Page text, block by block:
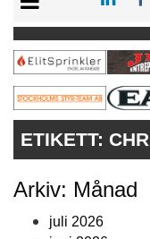
PRENUMERERA
VÅRA ANDRA
ANNONSERA
KONTAKT
ETIKETT:
Arkiv: Månad
juli 2026